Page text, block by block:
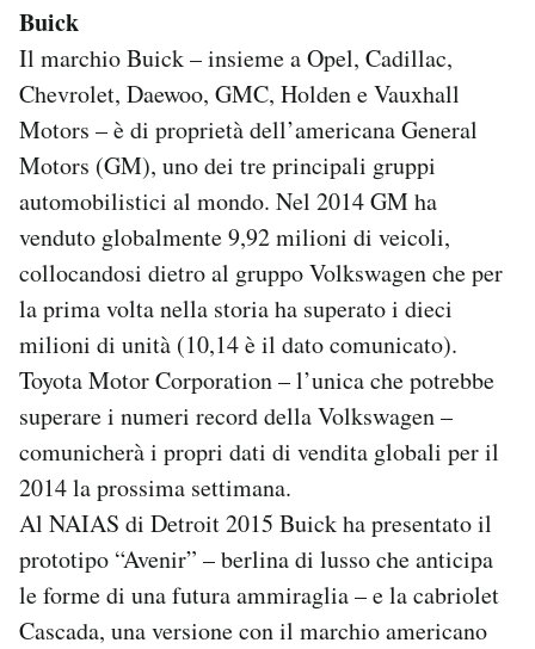
Buick
Il marchio Buick – insieme a Opel, Cadillac,
Chevrolet, Daewoo, GMC, Holden e Vauxhall
Motors – è di proprietà dell’americana General
Motors (GM), uno dei tre principali gruppi
automobilistici al mondo. Nel 2014 GM ha
venduto globalmente 9,92 milioni di veicoli,
collocandosi dietro al gruppo Volkswagen che per
la prima volta nella storia ha superato i dieci
milioni di unità (10,14 è il dato comunicato).
Toyota Motor Corporation – l’unica che potrebbe
superare i numeri record della Volkswagen –
comunicherà i propri dati di vendita globali per il
2014 la prossima settimana.
Al NAIAS di Detroit 2015 Buick ha presentato il
prototipo “Avenir” – berlina di lusso che anticipa
le forme di una futura ammiraglia – e la cabriolet
Cascada, una versione con il marchio americano